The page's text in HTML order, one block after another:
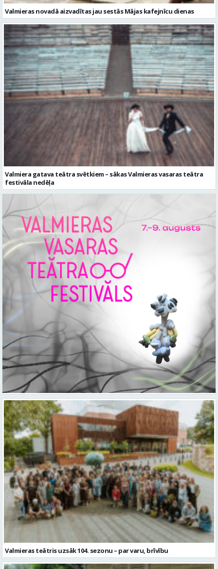
Valmieras novadā aizvadītas jau sestās Mājas kafejnīcu dienas
Valmiera gatava teātra svētkiem – sākas Valmieras vasaras teātra
festivāla nedēļa
Valmieras teātris uzsāk 104. sezonu – par varu, brīvību